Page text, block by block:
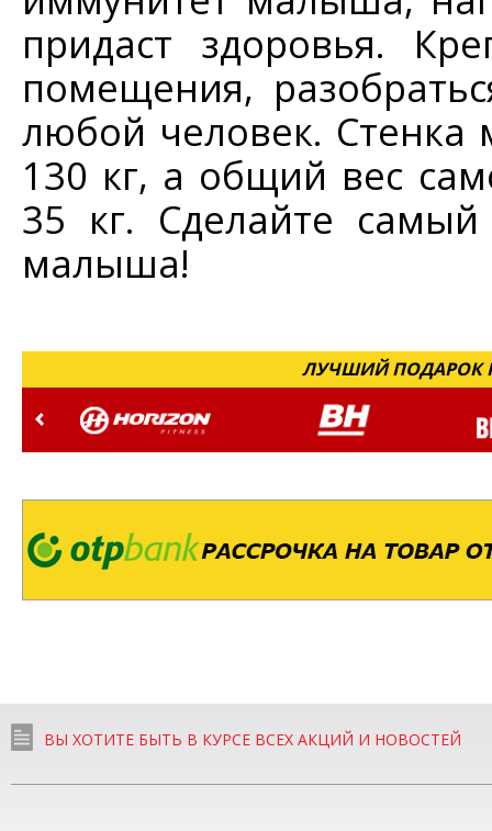
придаст здоровья.
помещения,
любой человек. Стенка
130 кг, а общий вес
35 кг. Сделайте
малыша!
ЛУЧШИЙ ПОДАРОК
ВЫ ХОТИТЕ БЫТЬ В КУРСЕ ВСЕХ АКЦИЙ И НОВОСТЕЙ